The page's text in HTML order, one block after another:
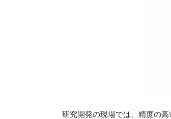
研究開発の現場では、精度の